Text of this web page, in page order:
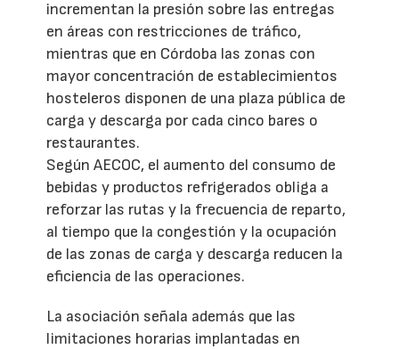
incrementan la presión sobre las entregas
en áreas con restricciones de tráfico,
mientras que en Córdoba las zonas con
mayor concentración de establecimientos
hosteleros disponen de una plaza pública de
carga y descarga por cada cinco bares o
restaurantes.
Según AECOC, el aumento del consumo de
bebidas y productos refrigerados obliga a
reforzar las rutas y la frecuencia de reparto,
al tiempo que la congestión y la ocupación
de las zonas de carga y descarga reducen la
eficiencia de las operaciones.
La asociación señala además que las
limitaciones horarias implantadas en